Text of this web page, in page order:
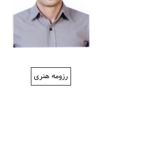
رزومه هنری